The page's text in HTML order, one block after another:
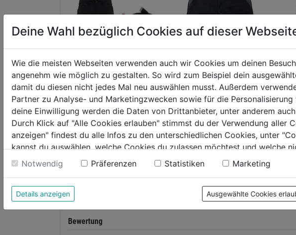
Short Service Stretch
0.0 (0)
0.0
von
Sternen.
77,99€
Short Icon 100808
0.0 (0)
0.0
von
Sternen.
77,99€
0.0
von
Bewertung
Deine Wahl bezüglich Cookies auf dieser
Wie die meisten Webseiten verwenden auch wir Cookies um deinen
angenehm wie möglich zu gestalten. So wird zum Beispiel dein
damit du diesen nicht jedes Mal neu auswählen musst. Außerdem
Partner zu Analyse- und Marketingzwecken sowie für die
deine Einwilligung werden die Daten von Drittanbieter, unter anderem
Durch Klick auf "Alle Cookies erlauben" stimmst du der Verwendung aller
anzeigen" findest du alle Infos zu den unterschiedlichen Cookies, unter
kannst du auswählen, welche Cookies du zulassen möchtest und welche
Weitere Informationen findest du in unserer Datenschutzerklärung
Notwendig Präferenzen Statistiken Marketing
Details anzeigen Ausgewählte Cookies